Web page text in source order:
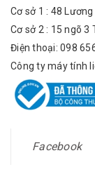
Cơ sở 1 : 48
Cơ sở 2 : 15 ngõ 3
Điện thoại: 098
Công ty máy tính
Facebook